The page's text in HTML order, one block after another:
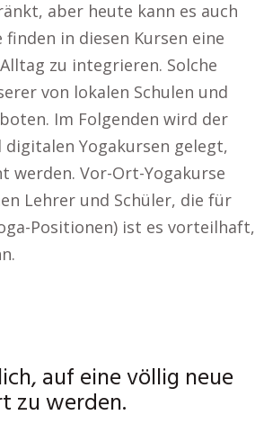
aber heute kann es auch
in diesen Kursen eine
zu integrieren. Solche
von lokalen Schulen und
Im Folgenden wird der
Yogakursen gelegt,
werden. Vor-Ort-Yogakurse
Lehrer und Schüler, die für
Positionen) ist es vorteilhaft,
auf eine völlig neue
zu werden.